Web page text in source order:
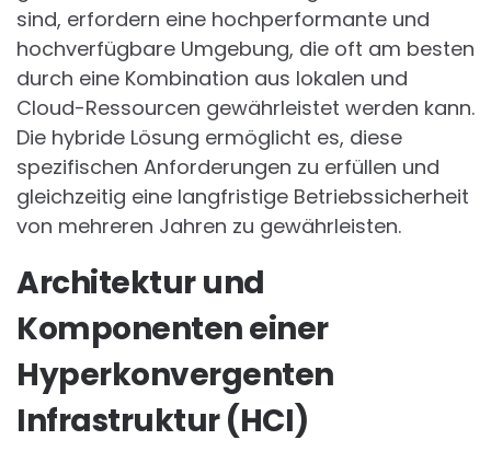
sind, erfordern eine hochperformante und
hochverfügbare Umgebung, die oft am besten
durch eine Kombination aus lokalen und
Cloud-Ressourcen gewährleistet werden kann.
Die hybride Lösung ermöglicht es, diese
spezifischen Anforderungen zu erfüllen und
gleichzeitig eine langfristige Betriebssicherheit
von mehreren Jahren zu gewährleisten.
Architektur und
Komponenten einer
Hyperkonvergenten
Infrastruktur (HCI)